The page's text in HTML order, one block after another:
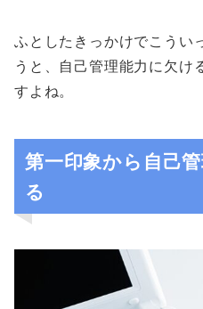
ふとしたきっかけでこうい
うと、自己管理能力に欠け
すよね。
第一印象から自己
る